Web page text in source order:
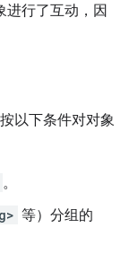
进行了互动，因
以下条件对对象
。
等）分组的